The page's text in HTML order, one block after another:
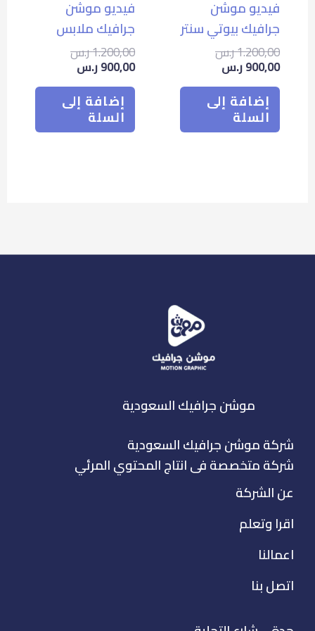
فيديو موشن
جرافيك بيوتي سنتر
1.200,00ر.س
900,00ر.س
إضافة إلى
السلة
فيديو موشن
جرافيك ملابس
1.200,00ر.س
900,00ر.س
إضافة إلى
السلة
موشن جرافيك السعودية
شركة موشن جرافيك السعودية
شركة متخصصة فى انتاج المحتوي المرئي
عن الشركة
اقرا وتعلم
اعمالنا
اتصل بنا